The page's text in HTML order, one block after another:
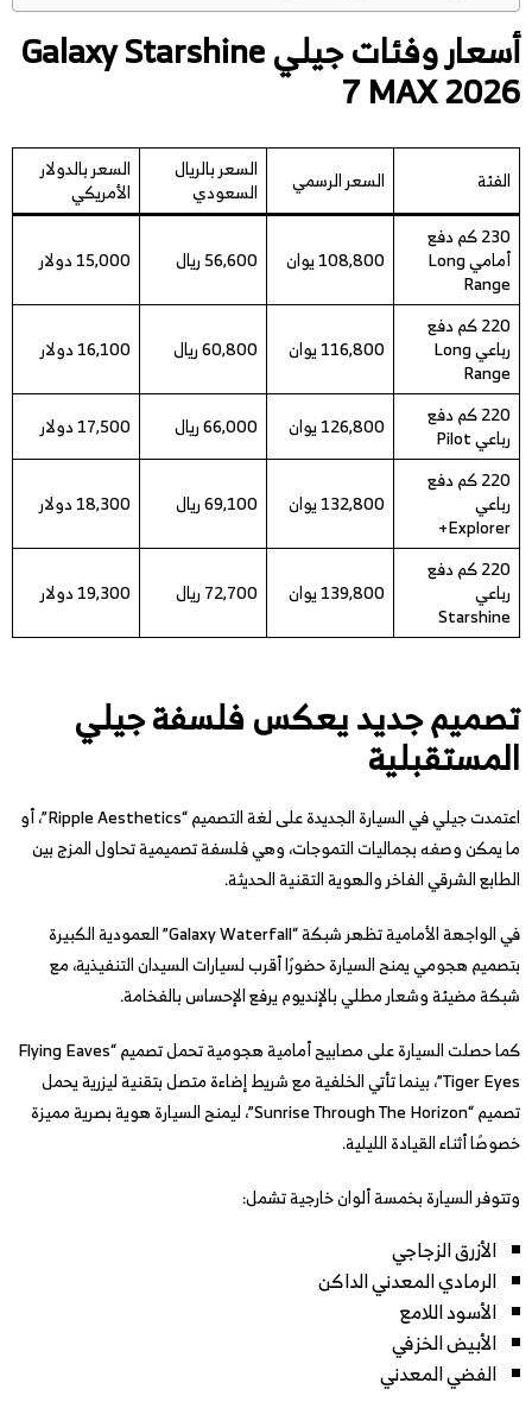
أسعار وفئات جيلي Galaxy Starshine
7 MAX 2026
الفئة السعر الرسمي
السعر بالريال
السعودي
السعر بالدولار
الأمريكي
230 كم دفع
أمامي Long
Range
108,800 يوان 56,600 ريال 15,000 دولار
220 كم دفع
رباعي Long
Range
116,800 يوان 60,800 ريال 16,100 دولار
220 كم دفع
رباعي Pilot
126,800 يوان 66,000 ريال
17,500 دولار
220 كم دفع
رباعي
Explorer+
132,800 يوان 69,100 ريال 18,300 دولار
220 كم دفع
رباعي
Starshine
139,800 يوان 72,700 ريال 19,300 دولار
تصميم جديد يعكس فلسفة جيلي
المستقبلية
اعتمدت جيلي في السيارة الجديدة على لغة التصميم “Ripple Aesthetics”، أو
ما يمكن وصفه بجماليات التموجات، وهي فلسفة تصميمية تحاول المزج بين
الطابع الشرقي الفاخر والهوية التقنية الحديثة.
في الواجهة الأمامية تظهر شبكة “Galaxy Waterfall” العمودية الكبيرة
بتصميم هجومي يمنح السيارة حضورًا أقرب لسيارات السيدان التنفيذية، مع
شبكة مضيئة وشعار مطلي بالإنديوم يرفع الإحساس بالفخامة.
كما حصلت السيارة على مصابيح أمامية هجومية تحمل تصميم “Flying Eaves
Tiger Eyes”، بينما تأتي الخلفية مع شريط إضاءة متصل بتقنية ليزرية يحمل
تصميم “Sunrise Through The Horizon”، ليمنح السيارة هوية بصرية مميزة
خصوصًا أثناء القيادة الليلية.
وتتوفر السيارة بخمسة ألوان خارجية تشمل:
الأزرق الزجاجي
الرمادي المعدني الداكن
الأسود اللامع
الأبيض الخزفي
الفضي المعدني